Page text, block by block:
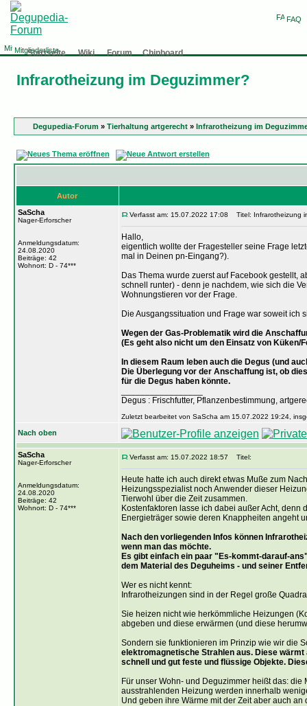
FAQ
Mitgliederliste
Startseite Wiki Forum Chinboard
Infrarotheizung im Deguzimmer?
Degupedia-Forum » Tierhaltung artgerecht » Infrarotheizung im
Autor
SaScha
Nager-Erforscher
Anmeldungsdatum:
24.08.2020
Beiträge: 42
Wohnort: D - 74***
Verfasst am: 15.07.2022 17:08 Titel: Infrarotheizung
Hallo,
eigentlich wollte der Fragesteller seine Frage
mal in Deinen pn-Eingang?).
Das Thema wurde zuerst auf Facebook gestellt,
schnell runter) - denn je nachdem, wie sich die
Wohnungstieren vor der Frage.
Die Ausgangssituation und Frage war soweit ich
Wegen der Gas-Problematik wird die
(Es geht also nicht um den Einsatz von Küken/
In diesem Raum leben auch die Degus (und
Die Überlegung vor der Anschaffung ist, ob
für die Degus haben könnte.
Degus : Frischfutter, Pflanzenbestimmung,
Zuletzt bearbeitet von SaScha am 15.07.2022 19:24,
Nach oben
SaScha
Nager-Erforscher
Anmeldungsdatum:
24.08.2020
Beiträge: 42
Wohnort: D - 74***
Verfasst am: 15.07.2022 18:57 Titel:
Heute hatte ich auch direkt etwas Muße zum
Heizungsspezialist noch Anwender dieser
Tierwohl über die Zeit zusammen.
Kostenfaktoren lasse ich dabei außer Acht,
Energieträger sowie deren Knappheiten angeht
Nach den vorliegenden Infos können
wenn man das möchte.
Es gibt einfach ein paar "Es-kommt-darauf-
dem Material des Deguheims - und seiner
Wer es nicht kennt:
Infrarotheizungen sind in der Regel große
Sie heizen nicht wie herkömmliche Heizungen
abgeben und diese erwärmen (und diese
Sondern sie funktionieren im Prinzip wie wir die
elektromagnetische Strahlen aus. Diese
schnell und gut feste und flüssige Objekte.
Für unser Wohn- und Deguzimmer heißt das:
ausstrahlenden Heizung werden innerhalb
Und geben ihre Wärme mit der Zeit aber auch an